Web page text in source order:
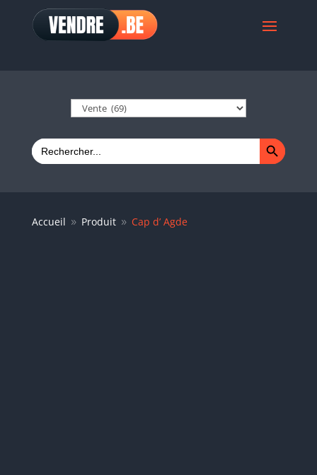
Search
for:
Search Button
Accueil 9 Produit 9 Cap d’ Agde